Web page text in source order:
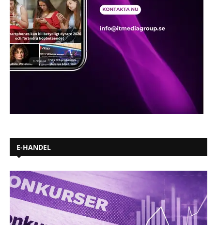
E-HANDEL